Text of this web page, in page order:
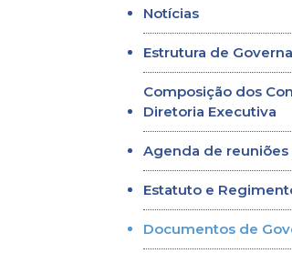
Notícias
Estrutura de
Composição dos
Diretoria Executiva
Agenda de
Estatuto e
Documentos de